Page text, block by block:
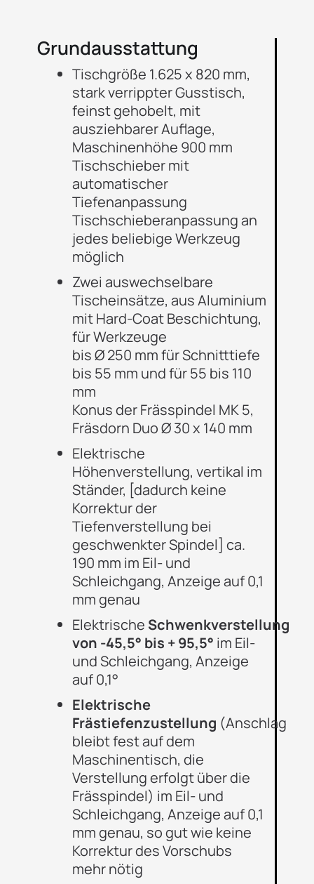
Grundausstattung
Tischgröße 1.625 x 820 mm,
stark verrippter Gusstisch,
feinst gehobelt, mit
ausziehbarer Auflage,
Maschinenhöhe 900 mm
Tischschieber mit
automatischer
Tiefenanpassung
Tischschieberanpassung an
jedes beliebigeWerkzeug
möglich
Zwei auswechselbare
Tischeinsätze, aus Aluminium
mit Hard-Coat Beschichtung,
für Werkzeuge
bis Ø 250 mm für Schnitttiefe
bis 55 mm und für 55 bis 110
mm
Konus der Frässpindel MK 5,
Fräsdorn Duo Ø 30 x 140 mm
Elektrische
Höhenverstellung, vertikal im
Ständer, [dadurch keine
Korrektur der
Tiefenverstellung bei
geschwenkter Spindel] ca.
190 mm im Eil- und
Schleichgang, Anzeige auf 0,1
mm genau
Elektrische Schwenkverstellung
von -45,5° bis + 95,5° im Eil-
und Schleichgang, Anzeige
auf 0,1°
Elektrische
Frästiefenzustellung (Anschlag
bleibt fest auf dem
Maschinentisch, die
Verstellung erfolgt über die
Frässpindel) im Eil- und
Schleichgang, Anzeige auf 0,1
mm genau, so gut wie keine
Korrekturdes Vorschubs
mehr nötig